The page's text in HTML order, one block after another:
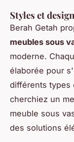
Styles et
Berah Getah
meubles sous
moderne.
élaborée pour
différents types
cherchiez un
meuble sous
des solutions